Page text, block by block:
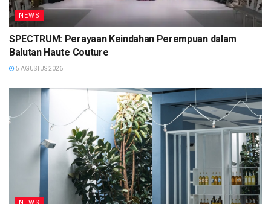
NEWS
SPECTRUM: Perayaan Keindahan Perempuan dalam
Balutan Haute Couture
5 AGUSTUS 2026
NEWS